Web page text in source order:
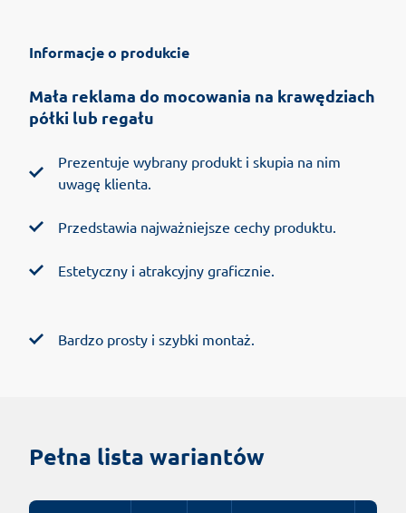
Informacje o produkcie
Mała reklama do mocowania na krawędziach
półki lub regału
Prezentuje wybrany produkt i skupia na nim
uwagę klienta.
Przedstawia najważniejsze cechy produktu.
Estetyczny i atrakcyjny graficznie.
Bardzo prosty i szybki montaż.
Pełna lista wariantów